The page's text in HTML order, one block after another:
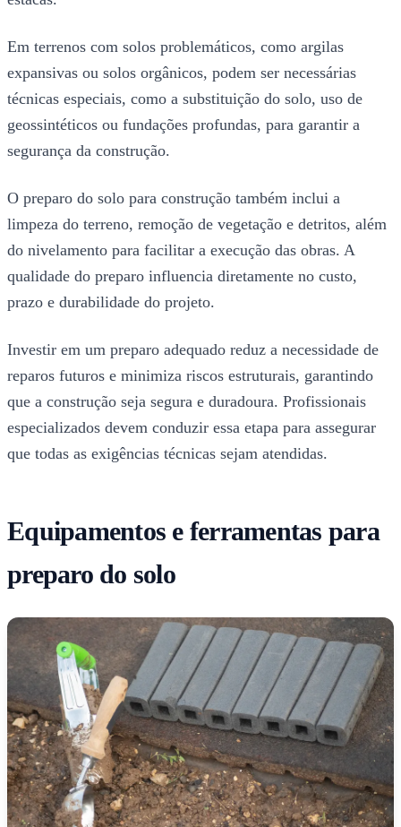
Em terrenos com solos problemáticos, como argilas
expansivas ou solos orgânicos, podem ser necessárias
técnicas especiais, como a substituição do solo, uso de
geossintéticos ou fundações profundas, para garantir a
segurança da construção.
O preparo do solo para construção também inclui a
limpeza do terreno, remoção de vegetação e detritos, além
do nivelamento para facilitar a execução das obras. A
qualidade do preparo influencia diretamente no custo,
prazo e durabilidade do projeto.
Investir em um preparo adequado reduz a necessidade de
reparos futuros e minimiza riscos estruturais, garantindo
que a construção seja segura e duradoura. Profissionais
especializados devem conduzir essa etapa para assegurar
que todas as exigências técnicas sejam atendidas.
Equipamentos e ferramentas para
preparo do solo